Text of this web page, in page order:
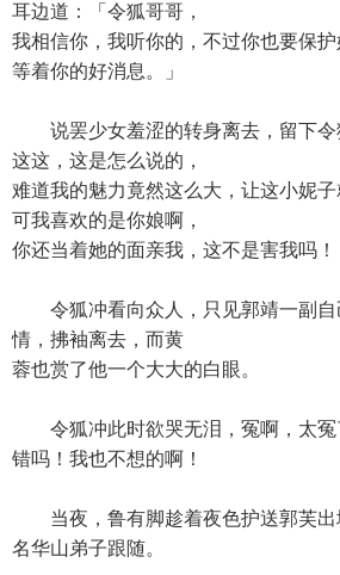
耳边道：「令狐哥哥，
我相信你，我听你的，不过你也要保
等着你的好消息。」
说罢少女羞涩的转身离去，留下令
这这，这是怎么说的，
难道我的魅力竟然这么大，让这小妮
可我喜欢的是你娘啊，
你还当着她的面亲我，这不是害我吗！
令狐冲看向众人，只见郭靖一副自
情，拂袖离去，而黄
蓉也赏了他一个大大的白眼。
令狐冲此时欲哭无泪，冤啊，太冤
错吗！我也不想的啊！
当夜，鲁有脚趁着夜色护送郭芙出
名华山弟子跟随。